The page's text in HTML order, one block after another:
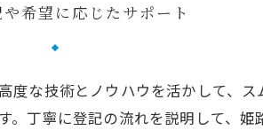
希望に応じたサポート
な技術とノウハウを活かして、
丁寧に登記の流れを説明して、